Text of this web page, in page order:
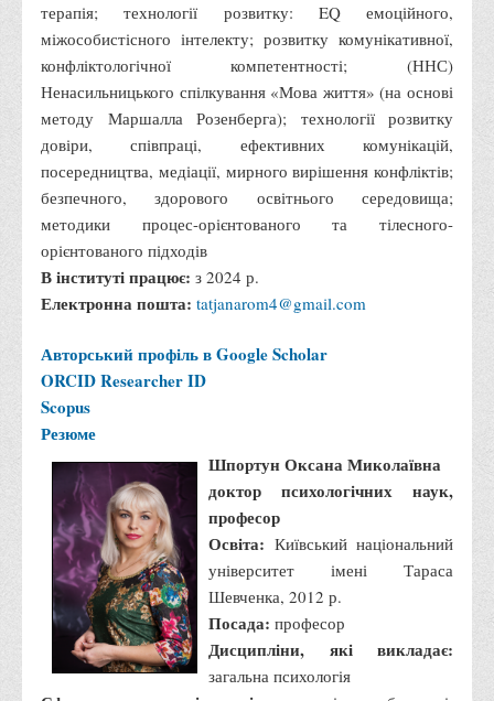
розвитку
Грантові проєкти ВТЕІ ДТЕУ
Підтримки технологій та інновацій (TISC)
Психологічного сприяння
Бібліотека
Музей грошей
Студенту
Довідник студента
Реквізити для оплати
Права та обов'язки студентів
Інформація про гуртожитки
Положення про переведення здобувачів вищої освіти на
вакантні місця державного замовлення
Положення про старосту академічної групи
Положення про оцінювання результатів навчання
здобувачів вищої освіти
Положення "Про правила призначення академічних
стипендій"
терапія; технології розвитку: EQ емоційного,
міжособистісного інтелекту; розвитку комунікативної,
конфліктологічної компетентності; (ННС)
Ненасильницького спілкування «Мова життя» (на основі
методу Маршалла Розенберга); технології розвитку
довіри, співпраці, ефективних комунікацій,
посередництва, медіації, мирного вирішення конфліктів;
безпечного, здорового освітнього середовища;
методики процес-орієнтованого та тілесного-
орієнтованого підходів
В інституті працює: з 2024 р.
Електронна пошта: tatjanarom4@gmail.com
Авторський профіль в Google Scholar
ORCIDResearcher ID
Scopus
Резюме
Шпортун Оксана Миколаївна
доктор психологічних наук,
професор
Освіта: Київський національний
університет імені Тараса
Шевченка, 2012 р.
Посада: професор
Дисципліни, які викладає:
загальна психологія